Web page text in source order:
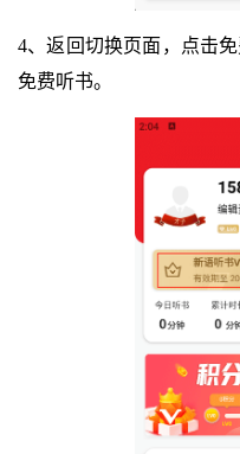
4、返回切换页面，点击
免费听书。